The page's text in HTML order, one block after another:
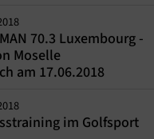
70.3 Luxembourg -
Moselle
am 17.06.2018
im Golfsport